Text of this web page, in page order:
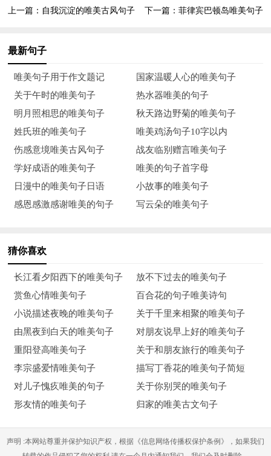
12、金色的阳光慵懒地洒在城市边缘一个小庭院里。像每个周末
13、午后的阳光在我眼中是最迷人的。它没有日出时的娇嫩，没
有日落时的苍茫，就像一位和蔼可亲的母亲，在她经过的地方总
会留下一抹温馨的色彩，暖暖的，透着些浪漫，夹杂着青春的幻
想。
14、错把绝不当勇气的人，人生路会越走越窄。
15、坐在这六月午后的阳光里，一杯茶一支烟，感觉是这样的光
明快乐。靠在躺椅上喝一口龙井茶，闭目小憩，鸟儿的歌声是那
么的甜美快乐，能听到草在生长，树叶在柔柔的风中舞蹈，远处
16、两个人在一起，最有意义的事情是：为了对方变得更加优
秀。
17、周末，天气明媚。吃完午饭，收拾完毕，半倚在沙发的一
隅，盖上薄薄的小毯子。很想闭上眼睛眯一会，阳光如金子般灿
烂，洒向大地，洒在身上，暖和和的。
18、人生无奈，停下忙碌的脚步，回望身后的这一段路，依旧是
人来人往，车去车停！看忙碌的人们，以及现在的我，都是为的
什么呢？更加美好的明天？那么什么是美好？可能生的开心，活
人生不如意十之八九，抓住拥有的一二或许就是幸福！
上一篇： 自我沉淀的唯美古风句子 下一篇： 菲律宾巴顿岛唯美句子
最新句子
唯美句子用于作文题记
国家温暖人心的唯美句子
关于午时的唯美句子
热水器唯美的句子
明月照相思的唯美句子
秋天路边野菊的唯美句子
姓氏班的唯美句子
唯美鸡汤句子10字以内
伤感意境唯美古风句子
战友临别赠言唯美句子
学好成语的唯美句子
唯美的句子首字母
日漫中的唯美句子日语
小故事的唯美句子
感恩感激感谢唯美的句子
写云朵的唯美句子
猜你喜欢
长江看夕阳西下的唯美句子
放不下过去的唯美句子
赏鱼心情唯美句子
百合花的句子唯美诗句
小说描述夜晚的唯美句子
关于千里来相聚的唯美句子
由黑夜到白天的唯美句子
对朋友说早上好的唯美句子
重阳登高唯美句子
关于和朋友旅行的唯美句子
李宗盛爱情唯美句子
描写丁香花的唯美句子简短
对儿子愧疚唯美的句子
关于你别哭的唯美句子
形友情的唯美句子
归家的唯美古文句子
声明 :本网站尊重并保护知识产权，根据《信息网络传播权保护条例》，如果我们